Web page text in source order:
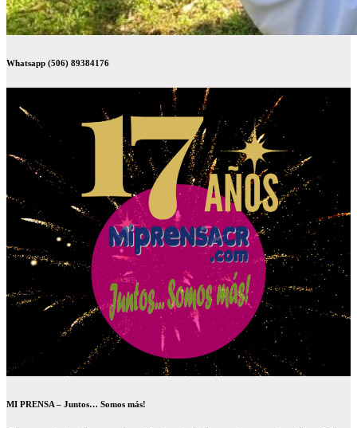
Whatsapp (506) 89384176
MI PRENSA – Juntos… Somos más!